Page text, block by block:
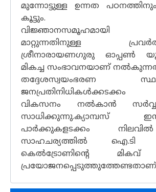
മുന്നോട്ടുള്ള ഉന്നത
കൂട്ടും.
വിജ്ഞാനസമൂഹമായി
മാറ്റുന്നതിനുള്ള
ശ്രീനാരായണഗുരു ഓപ്പൺ
മികച്ച സംഭാവനയാണ്
തദ്ദേശസ്വയംഭരണ
വികസനം നൽകാൻ
സാധിക്കുന്നു.ക്യാമ്പസ്
പാർക്കുകളടക്കം
സാഹചര്യത്തിൽ ഐ.ടി
കെൽട്രോണിൻ്റെ മികവ്